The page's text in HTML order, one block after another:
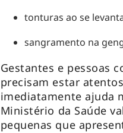
tonturas ao se
sangramento na
Gestantes e pessoas
precisam estar
imediatamente ajuda
Ministério da Saúde
pequenas que